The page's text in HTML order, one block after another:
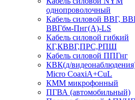
однопроволочный
Кабель силовой ВВГ,
ВВГбм-Пнг(А)-LS
Кабель силовой гибкий
КГ,КВВГ,ПРС,РПШ
Кабель силовой ППГнг
КВК(д/
Micro CoaxiA+CuL
КММ микрофонный
ПГВА (автомобильный)